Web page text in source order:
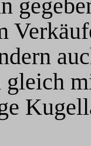
gleich